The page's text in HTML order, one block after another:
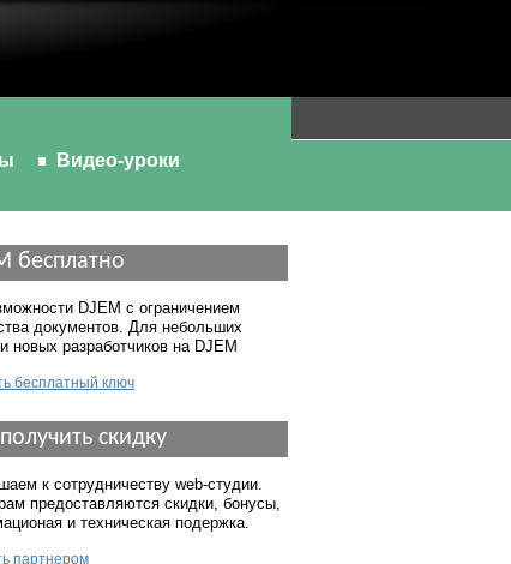
Видео-уроки
бесплатно
DJEM с ограничением
документов. Для небольших
новых разработчиков на DJEM
бесплатный ключ
скидку
к сотрудничеству web-студии.
предоставляются скидки, бонусы,
и техническая подержка.
партнером